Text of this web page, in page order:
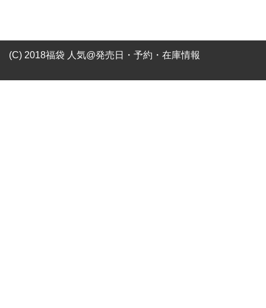
(C) 2018福袋 人気@発売日・予約・在庫情報